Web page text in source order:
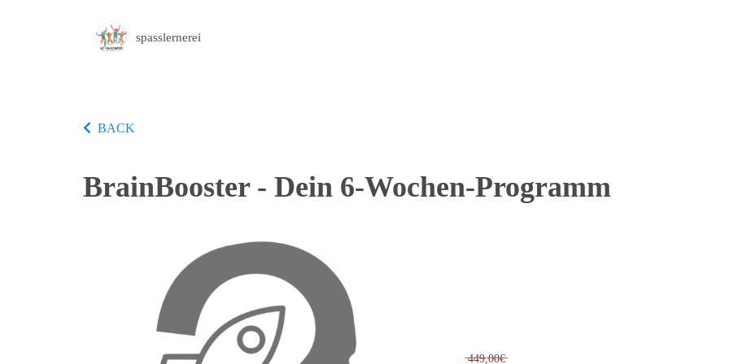
spasslernerei
BACK
BrainBooster - Dein 6-Wochen-Programm
449,00€